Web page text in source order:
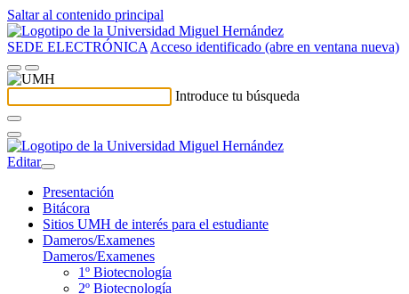
Saltar al contenido principal
SEDE ELECTRÓNICA Acceso identificado (abre en ventana nueva)
Introduce tu búsqueda
Editar
Presentación
Bitácora
Sitios UMH de interés para el estudiante
Dameros/Examenes
Dameros/Examenes
1º Biotecnología
2º Biotecnología